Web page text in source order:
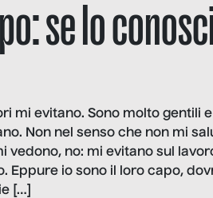
se lo
mi evitano. Sono molto gentili
Non nel senso che non mi
vedono, no: mi evitano sul
Eppure io sono il loro capo,
[…]